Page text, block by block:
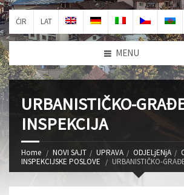
ĆIR LAT
MENU
URBANISTIČKO-
INSPEKCIJA
Home NOVI SAJT UPRAVA ODJELjENjA
INSPEKCIJSKE POSLOVE
URBANISTIČKO-